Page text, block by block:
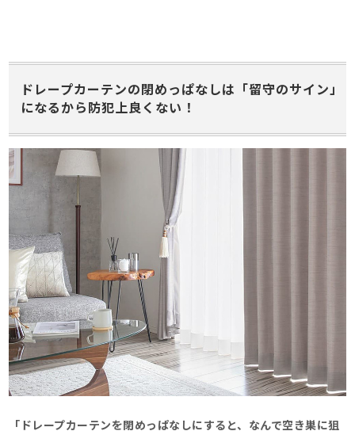
ドレープカーテンの閉めっぱなしは「留守のサイン」
になるから防犯上良くない！
「ドレープカーテンを閉めっぱなしにすると、なんで空き巣に狙